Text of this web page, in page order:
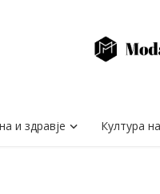
и здравје Култура